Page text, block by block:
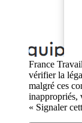
France
vérifier la
malgré ces
inappropriés,
« Signaler